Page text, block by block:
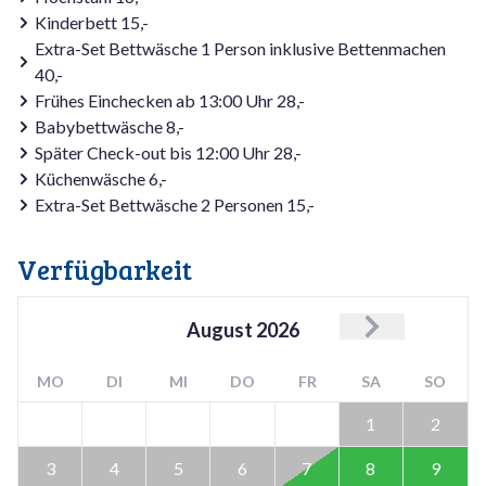
Kinderbett 15,-
Extra-Set Bettwäsche 1 Person inklusive Bettenmachen
40,-
Frühes Einchecken ab 13:00 Uhr 28,-
Babybettwäsche 8,-
Später Check-out bis 12:00 Uhr 28,-
Küchenwäsche 6,-
Extra-Set Bettwäsche 2 Personen 15,-
Verfügbarkeit
August 2026
MO DI MI DO FR SA SO
1 2
3 4 5 6 7 8 9